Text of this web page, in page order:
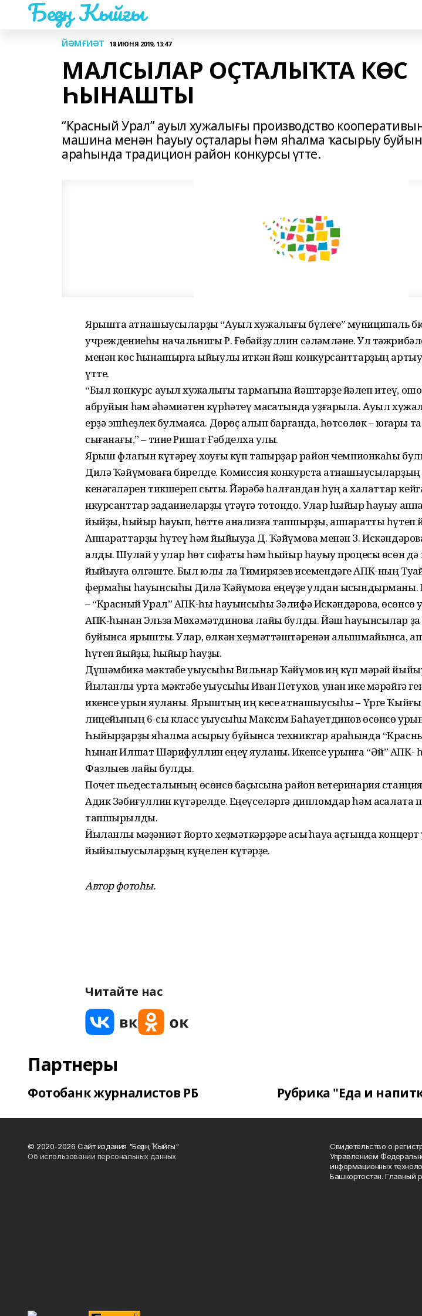
Беҙҙең Ҡыйғы
ЙӘМҒИӘТ 18 ИЮНЯ 2019, 13:47
МАЛСЫЛАР ОҪТАЛЫҠТА КӨС
ҺЫНАШТЫ
“Красный Урал” ауыл хужалығы производство
машина менән һауыу оҫталары һәм яһалма ҡасырыу
араһында традицион район конкурсы үтте.
Ярышта ҡатнашыусыларҙы “Ауыл хужалығы бүлеге” муниципаль
учреждениеһы начальнигы Р. Ғөбәйҙуллин сәләмләне. Ул
менән көс һынашырға ҡыйыулыҡ иткән йәш конкурсанттарҙың
үтте.
“Был конкурс ауыл хужалығы тармағына йәштәрҙе йәлеп итеү,
абруйын һәм әһәмиәтен күрһәтеү маҡсатында уҙғарыла. Ауыл
ерҙә эшһеҙлек булмаясаҡ. Дөрөҫ алып барғанда, һөтсөлөк – юғары
сығанағы,” – тине Ришат Ғәбделхаҡ улы.
Ярыш флагын күтәреү хоҡуғы күп тапҡырҙар район чемпионкаһы
Дилә Ҡәйүмоваға бирелде. Комиссия конкурста ҡатнашыусыларҙың
кенәгәләрен тикшереп сыҡты. Йәрәбә һалғандан һуң аҡ халаттар
нкурсанттар заданиеларҙы үтәүгә тотондо. Улар һыйыр һауыу
йыйҙы, һыйыр һауып, һөттө анализға тапшырҙы, аппаратты һүтеп
Аппараттарҙы һүтеү һәм йыйыуҙа Д. Ҡәйүмова менән З.
алды. Шулай уҡ улар һөт сифаты һәм һыйыр һауыу процесы өсөн дә
йыйыуға өлгәште. Был юлы ла Тимирязев исемендәге АПК-ның
фермаһы һауынсыһы Дилә Ҡәйүмова еңеүҙе ҡулдан ысҡындырманы.
– “Красный Урал” АПК-һы һауынсыһы Зәлифә Искәндәрова, өсөнсө
АПК-һынан Эльза Мөхәмәтдинова лайыҡ булды. Йәш һауынсылар ҙа
буйынса ярышты. Улар, өлкән хеҙмәттәштәренән ҡалышмайынса,
һүтеп йыйҙы, һыйыр һауҙы.
Дүшәмбикә мәктәбе уҡыусыһы Вильнар Ҡәйүмов иң күп мәрәй
Йыланлы урта мәктәбе уҡыусыһы Иван Петухов, унан ике мәрәйгә
икенсе урын яуланы. Ярыштың иң кесе ҡатнашыусыһы – Үрге
лицейының 6-сы класс уҡыусыһы Максим Баһауетдинов өсөнсө
Һыйырҙарҙы яһалма ҡасырыу буйынса техниктар араһында
һынан Илшат Шәрифуллин еңеү яуланы. Икенсе урынға “Әй” АПК-
Фазлыев лайыҡ булды.
Почет пьедесталының өсөнсө баҫҡысына район ветеринария
Адик Зәбиғуллин күтәрелде. Еңеүселәргә дипломдар һәм аҡсалата
тапшырылды.
Йыланлы мәҙәниәт йорто хеҙмәткәрҙәре асыҡ һауа аҫтында концерт
йыйылыусыларҙың күңелен күтәрҙе.
Автор фотоһы.
Читайте нас
Партнеры
Фотобанк журналистов РБ Рубрика "Еда и
© 2020-2026 Сайт издания "Беҙҙең Ҡыйғы"
Об использовании персональных данных
Свидетельство о
Управлением
информационных
Башкортостан. Главный